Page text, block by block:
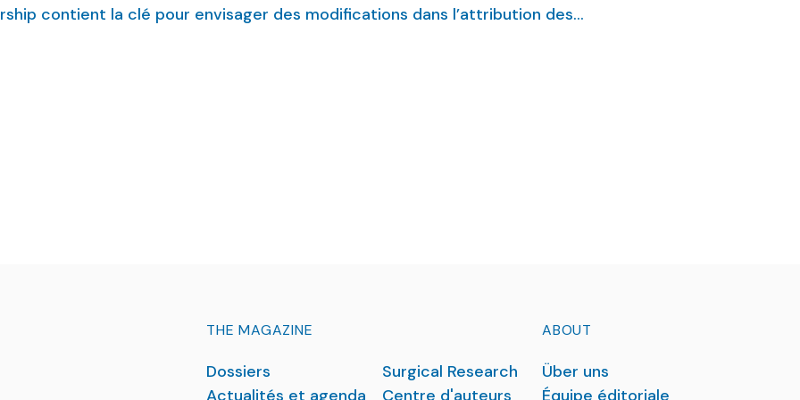
contient la clé pour envisager des modifications dans l’attribution des
THE MAGAZINE
Dossiers
Actualités et agenda
Surgical Research
Centre d'auteurs
ABOUT
Über uns
Équipe éditoriale